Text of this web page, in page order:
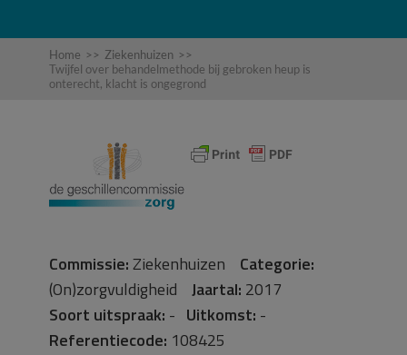
Home >> Ziekenhuizen >>
Twijfel over behandelmethode bij gebroken heup is
onterecht, klacht is ongegrond
Commissie:Ziekenhuizen Categorie:
(On)zorgvuldigheid Jaartal: 2017
Soort uitspraak: - Uitkomst: -
Referentiecode: 108425